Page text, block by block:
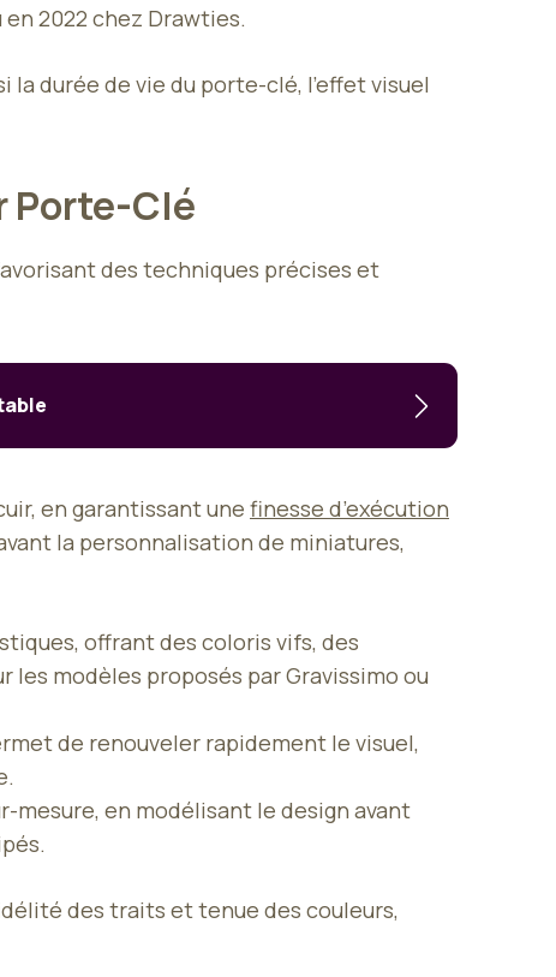
en 2022 chez Drawties.
durée de vie du porte-clé, l’effet visuel
Porte-Clé
des techniques précises et
en garantissant une finesse d’exécution
la personnalisation de miniatures,
offrant des coloris vifs, des
modèles proposés par Gravissimo ou
de renouveler rapidement le visuel,
en modélisant le design avant
des traits et tenue des couleurs,